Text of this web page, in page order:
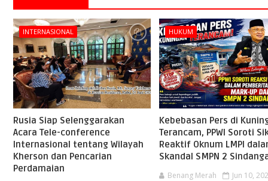
INTERNASIONAL
Rusia Siap Selenggarakan
Acara Tele-conference
Internasional tentang Wilayah
Kherson dan Pencarian
Perdamaian
HUKUM
Kebebasan Pers di
Terancam, PPWI Soroti
Reaktif Oknum LMPI
Skandal SMPN 2
Benang Merah Jun 10,